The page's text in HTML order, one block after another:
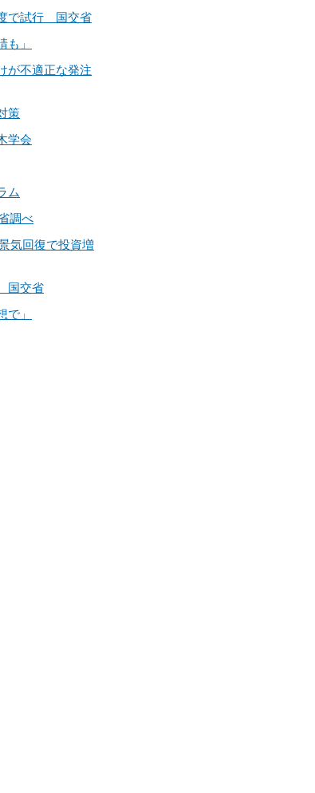
で試行 国交省
」
が不適正な発注
策
学会
ム
調べ
気回復で投資増
国交省
」